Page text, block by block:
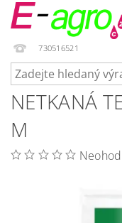
730516521
NETKANÁ
M